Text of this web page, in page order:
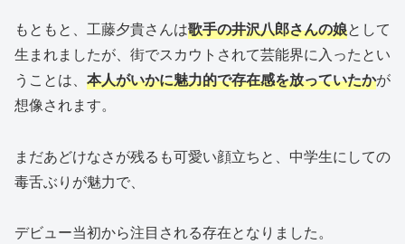
もともと、工藤夕貴さんは歌手の井沢八郎さんの娘として
生まれましたが、街でスカウトされて芸能界に入ったとい
うことは、 本人がいかに魅力的で存在感を放っていたかが
想像されます。
まだあどけなさが残るも可愛い顔立ちと、中学生にしての
毒舌ぶりが魅力で、
デビュー当初から注目される存在となりました。